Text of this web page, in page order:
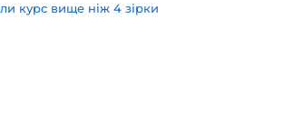
курс вище ніж 4 зірки